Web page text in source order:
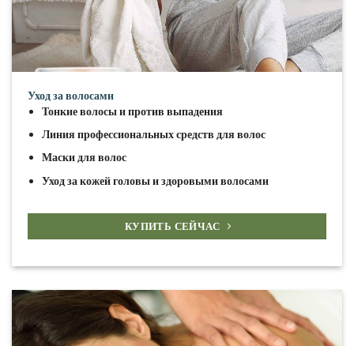
Уход за волосами
Тонкие волосы и против выпадения
Линия профессиональных средств для волос
Маски для волос
Уход за кожей головы и здоровыми волосами
КУПИТЬ СЕЙЧАС